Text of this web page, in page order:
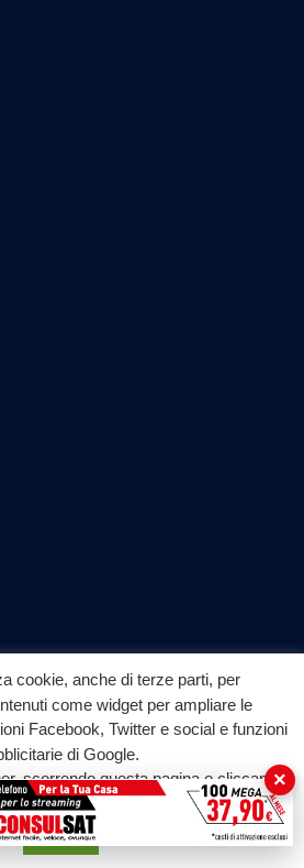
cookie, anche di terze parti, per
come widget per ampliare le
Facebook, Twitter e social e funzioni
di Google.
scorrendo questa pagina o cliccando
acconsenti all'uso dei cookie.
Accetta
×